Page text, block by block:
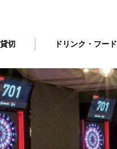
貸切 ドリンク・フード